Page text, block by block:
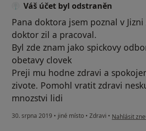
Váš účet byl odstraněn
Pana doktora jsem poznal v
doktor zil a pracoval.
Byl zde znam jako spickovy
obetavy clovek
Preji mu hodne zdravi a
zivote. Pomohl vratit zdravi
mnozstvi lidi
30. srpna 2019 • jiné místo • Zdravi • podle
Nahlásit